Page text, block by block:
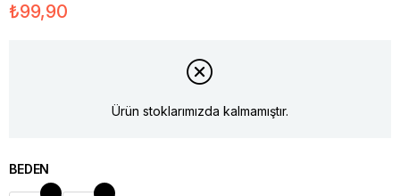
₺99,90
Ürün stoklarımızda kalmamıştır.
BEDEN